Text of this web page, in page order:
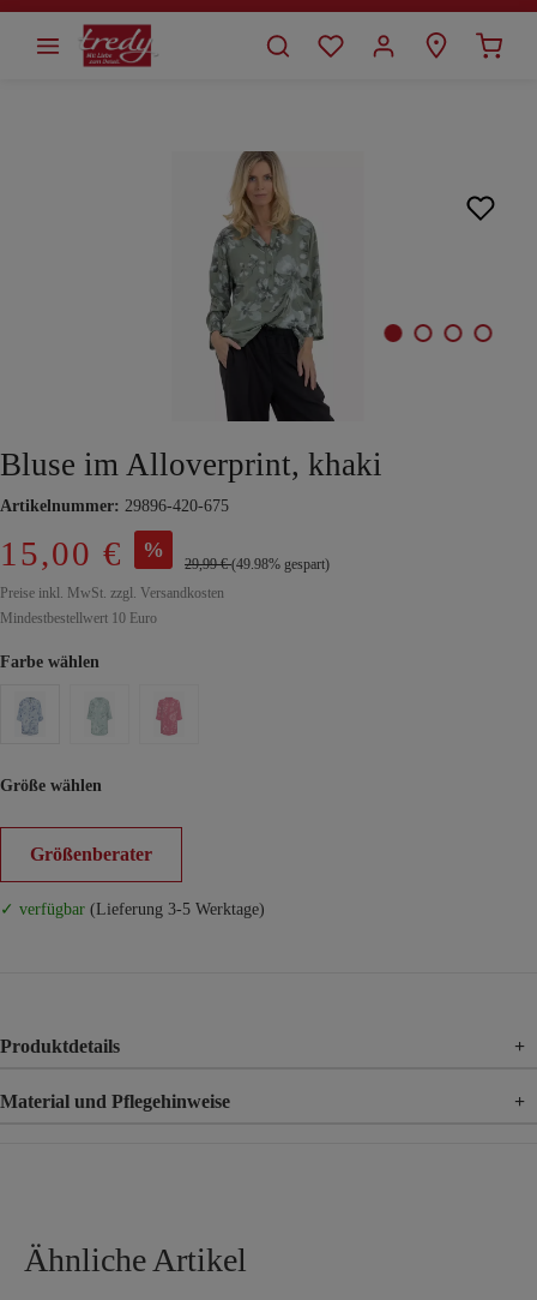
springen
Bluse im Alloverprint, khaki
Artikelnummer: 29896-420-675
15,00 € %
29,99 €(49.98% gespart)
Preise inkl. MwSt. zzgl. Versandkosten
Mindestbestellwert 10 Euro
Farbe wählen
Größe wählen
Größenberater
✓ verfügbar (Lieferung 3-5 Werktage)
Produktdetails +
Material und Pflegehinweise +
Ähnliche Artikel